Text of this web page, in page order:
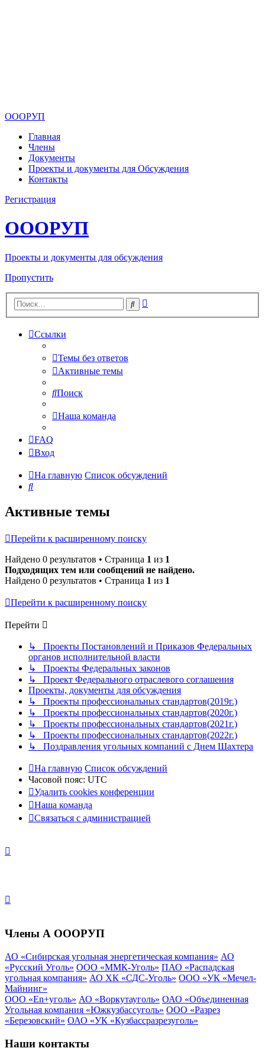
ОООРУП
Главная
Члены
Документы
Проекты и документы для Обсуждения
Контакты
Регистрация
ОООРУП
Проекты и документы для обсуждения
Пропустить
Поиск
Ссылки
Темы без ответов
Активные темы
Поиск
Наша команда
FAQ
Вход
На главную Список обсуждений
Поиск
Активные темы
Перейти к расширенному поиску
Найдено 0 результатов • Страница 1 из 1
Подходящих тем или сообщений не найдено.
Найдено 0 результатов • Страница 1 из 1
Перейти к расширенному поиску
Перейти
↳ Проекты Постановлений и Приказов Федеральных
органов исполнительной власти
↳ Проекты Федеральных законов
↳ Проект Федерального отраслевого соглашения
Проекты, документы для обсуждения
↳ Проекты профессиональных стандартов(2019г.)
↳ Проекты профессиональных стандартов(2020г.)
↳ Проекты профессиональных стандартов(2021г.)
↳ Проекты профессиональных стандартов(2022г.)
↳ Поздравления угольных компаний с Днем Шахтера
На главную Список обсуждений
Часовой пояс: UTC
Удалить cookies конференции
Наша команда
Связаться с администрацией
Члены А ОООРУП
АО «Сибирская угольная энергетическая компания» АО
«Русский Уголь» ООО «ММК-Уголь» ПАО «Распадская
угольная компания» АО ХК «СДС-Уголь» ООО «УК «Мечел-
Майнинг»
ООО «En+уголь» АО «Воркутауголь» ОАО «Объединенная
Угольная компания «Южкузбассуголь» ООО «Разрез
«Березовский» ОАО «УК «Кузбассразрезуголь»
Наши контакты